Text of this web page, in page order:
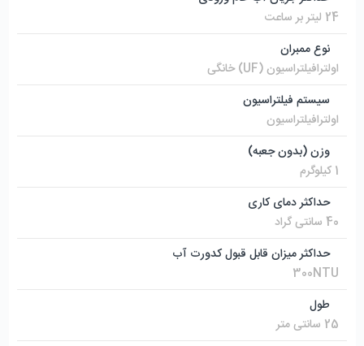
24 لیتر بر ساعت
نوع ممبران
اولترافیلتراسیون (UF) خانگی
سیستم فیلتراسیون
اولترافیلتراسیون
وزن (بدون جعبه)
1 کیلوگرم
حداکثر دمای کاری
40 سانتی گراد
حداکثر میزان قابل قبول کدورت آب
300NTU
طول
25 سانتی متر